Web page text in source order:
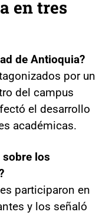
en tres
de Antioquia?
por un
del campus
el desarrollo
académicas.
sobre los
participaron en
y los señaló